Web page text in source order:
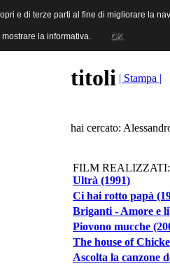
Industrie Cinematografiche
titoli | Stampa |
hai cercato:
FILM REALIZZATI:
Ultrà (1991)
Ci hai rotto papà
Briganti - Amore e
Piovono mucche
The house of
Ascolta la canzone
e di terze parti al fine di migliorare la
la informativa. OK
e di terze parti al fine di migliorare la
la informativa. OK